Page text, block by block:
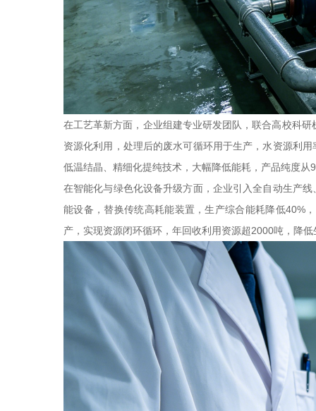
在工艺革新方面，企业组建专业研发团队，联合高校科
资源化利用，处理后的废水可循环用于生产，水资源利
低温结晶、精细化提纯技术，大幅降低能耗，产品纯度
在智能化与绿色化设备升级方面，企业引入全自动生产
能设备，替换传统高耗能装置，生产综合能耗降低40%
产，实现资源闭环循环，年回收利用资源超2000吨，降